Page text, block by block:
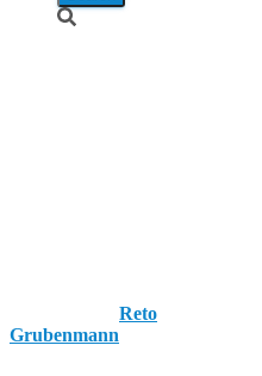
Reto
Grubenmann